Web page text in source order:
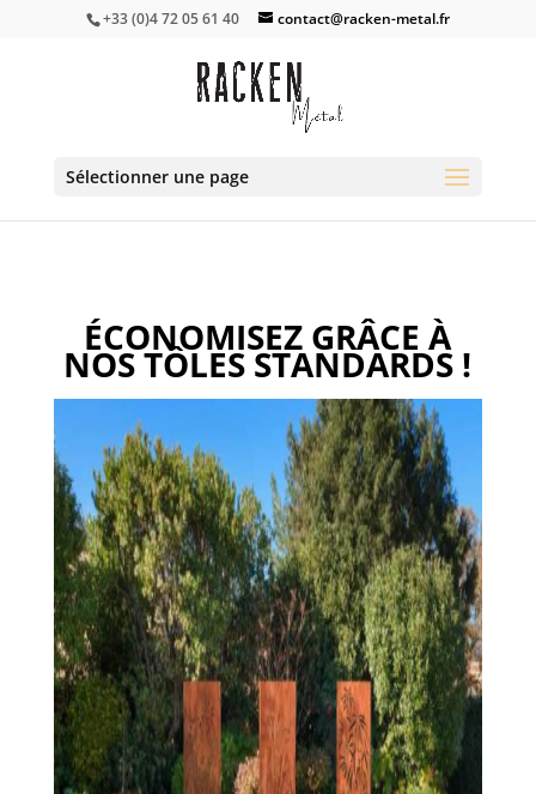
+33 (0)4 72 05 61 40 contact@racken-metal.fr
Sélectionner une page
ÉCONOMISEZ GRÂCEÀ
NOS TÔLES STANDARDS !